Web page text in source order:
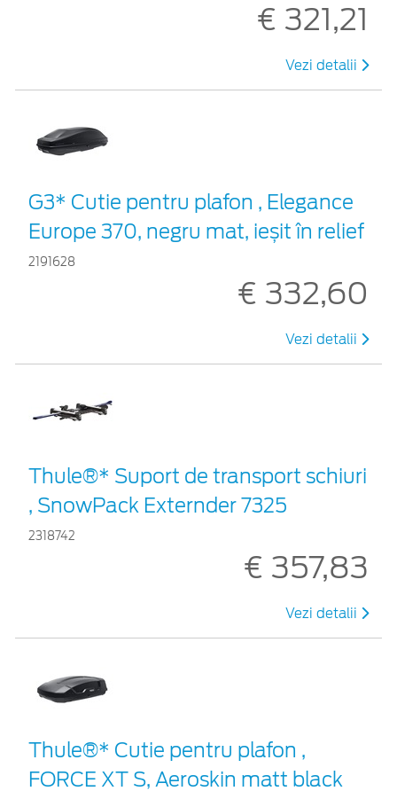
€ 321,21
Vezi detalii
G3* Cutie pentru plafon , Elegance
Europe 370, negru mat, ieșit în relief
2191628
€ 332,60
Vezi detalii
Thule®* Suport de transport schiuri
, SnowPack Externder 7325
2318742
€ 357,83
Vezi detalii
Thule®* Cutie pentru plafon ,
FORCE XT S, Aeroskin matt black